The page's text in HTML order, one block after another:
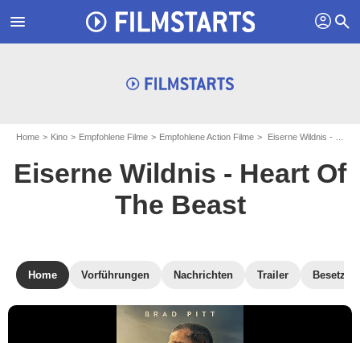
menu profil search
Home Kino Empfohlene Filme Empfohlene Action Filme Eiserne Wildnis - Heart Of The Beast
Eiserne Wildnis - Heart Of
The Beast
Home Vorführungen Nachrichten Trailer